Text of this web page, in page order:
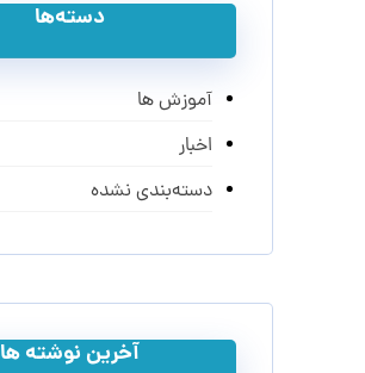
دسته‌ها
آموزش ها
اخبار
دسته‌بندی نشده
آخرین نوشته ها